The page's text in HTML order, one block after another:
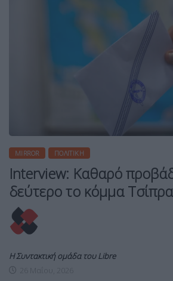
MIRROR ΠΟΛΙΤΙΚΉ
Interview: Καθαρό
δεύτερο το κόμμα
Η Συντακτική ομάδα του Libre